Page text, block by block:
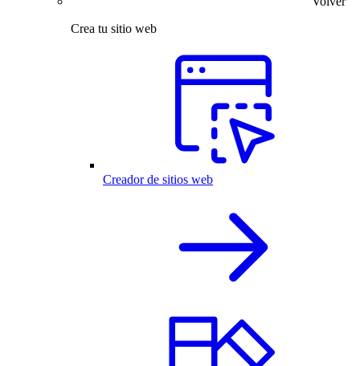
Crea tu sitio web
Creador de sitios web